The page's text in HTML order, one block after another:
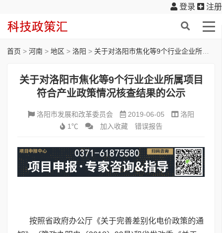
登录 注册
首页 > 河南 > 地区 > 洛阳 > 关于对洛阳市焦化等9个行业企业所属项目符合产业政策情况核查结果的公示
关于对洛阳市焦化等9个行业企业所属项目
符合产业政策情况核查结果的公示
洛阳市发展和改革委员会 2019-06-05
洛阳
1℃
加入收藏 错误报告
按照省政府办公厅《关于完善差别化电价政策的通